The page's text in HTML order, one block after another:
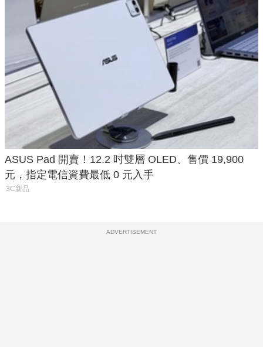
ASUS Pad 開賣！12.2 吋雙層 OLED、售價 19,900
元，指定電信資費最低 0 元入手
3C新品
ADVERTISEMENT